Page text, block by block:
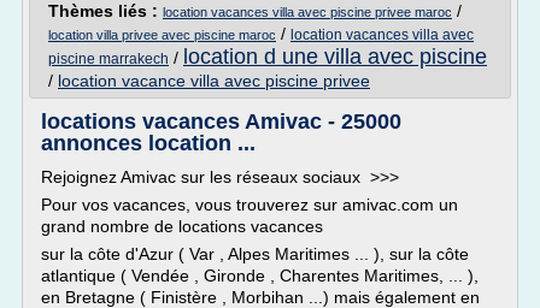
Thèmes liés : location vacances villa avec piscine privee maroc /
location villa privee avec piscine maroc / location vacances villa avec
piscine marrakech / location d une villa avec piscine
/ location vacance villa avec piscine privee
locations vacances Amivac - 25000
annonces location ...
Rejoignez Amivac sur les réseaux sociaux >>>
Pour vos vacances, vous trouverez sur amivac.com un
grand nombre de locations vacances
sur la côte d'Azur ( Var , Alpes Maritimes ... ), sur la côte
atlantique ( Vendée , Gironde , Charentes Maritimes, ... ),
en Bretagne ( Finistère , Morbihan ...) mais également en